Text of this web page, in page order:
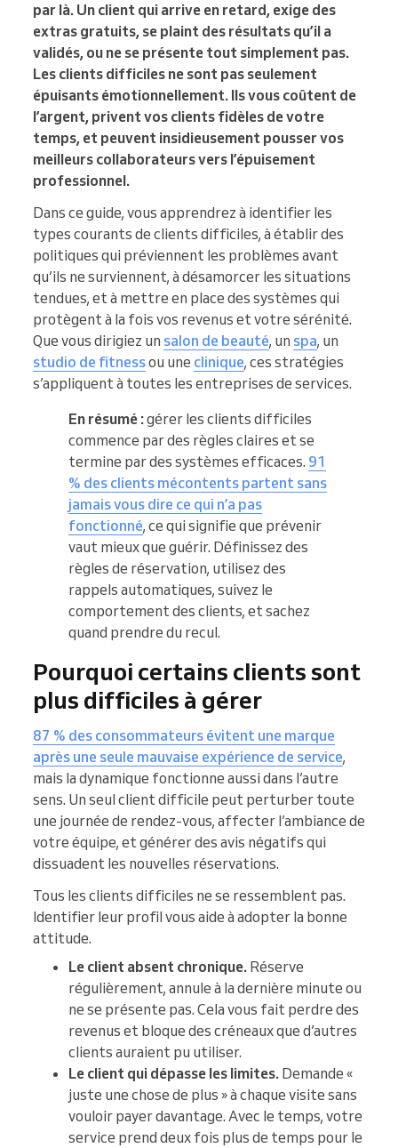
par là. Un client qui arrive en retard, exige des
extras gratuits, se plaint des résultats qu’il a
validés, ou ne se présente tout simplement pas.
Les clients difficiles ne sont pas seulement
épuisants émotionnellement. Ils vous coûtent de
l’argent, privent vos clients fidèles de votre
temps, et peuvent insidieusement pousser vos
meilleurs collaborateurs vers l’épuisement
professionnel.
Dans ce guide, vous apprendrez à identifier les
types courants de clients difficiles, à établir des
politiques qui préviennent les problèmes avant
qu’ils ne surviennent, à désamorcer les situations
tendues, et à mettre en place des systèmes qui
protègent à la fois vos revenus et votre sérénité.
Que vous dirigiez un salon de beauté, un spa, un
studio de fitnessou une clinique, ces stratégies
s’appliquent à toutes les entreprises de services.
En résumé :gérer les clients difficiles
commence par des règles claires et se
termine par des systèmes efficaces. 91
% des clients mécontents partent sans
jamais vous dire ce qui n’a pas
fonctionné, ce qui signifie que prévenir
vaut mieux que guérir. Définissez des
règles de réservation, utilisez des
rappels automatiques, suivez le
comportement des clients, et sachez
quand prendre du recul.
Pourquoi certains clients sont
plus difficiles à gérer
87 % des consommateurs évitent une marque
après une seule mauvaise expérience de service,
mais la dynamique fonctionne aussi dans l’autre
sens. Un seul client difficile peut perturber toute
une journée de rendez-vous, affecter l’ambiance de
votre équipe, et générer des avis négatifs qui
dissuadent les nouvelles réservations.
Tous les clients difficiles ne se ressemblent pas.
Identifier leur profil vous aide à adopter la bonne
attitude.
Le client absent chronique. Réserve
régulièrement, annule à la dernière minute ou
ne se présente pas. Cela vous fait perdre des
revenus et bloque des créneaux que d’autres
clients auraient pu utiliser.
Le client qui dépasse les limites. Demande «
juste une chose de plus » à chaque visite sans
vouloir payer davantage. Avec le temps, votre
service prend deux fois plus de temps pour le